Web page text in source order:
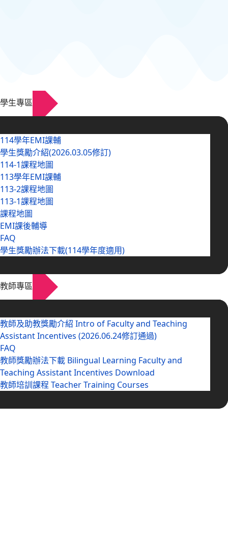
學生專區
114學年EMI課輔
學生獎勵介紹(2026.03.05修訂)
114-1課程地圖
113學年EMI課輔
113-2課程地圖
113-1課程地圖
課程地圖
EMI課後輔導
FAQ
學生獎勵辦法下載(114學年度適用)
教師專區
教師及助教獎勵介紹 Intro of Faculty and Teaching
Assistant Incentives (2026.06.24修訂通過)
FAQ
教師獎勵辦法下載 Bilingual Learning Faculty and
Teaching Assistant Incentives Download
教師培訓課程 Teacher Training Courses